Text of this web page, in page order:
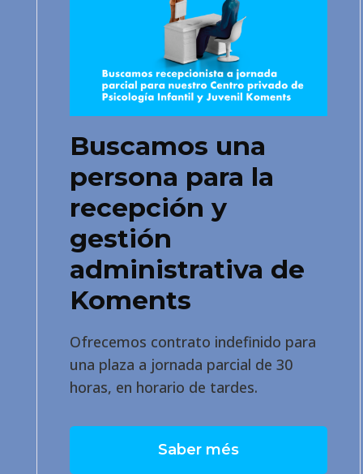
Buscamos una
persona para la
recepción y
gestión
administrativa de
Koments
Ofrecemos contrato indefinido para
una plaza a jornada parcial de 30
horas, en horario de tardes.
Saber més